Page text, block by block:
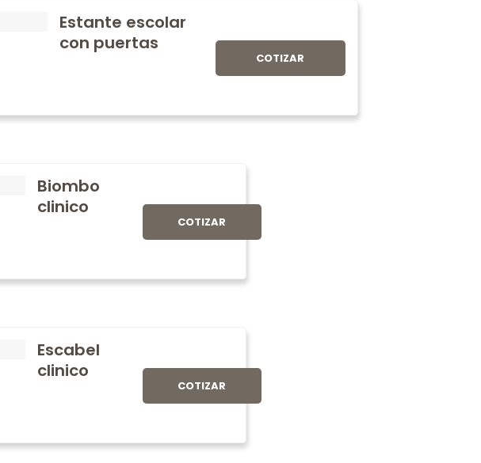
Estante escolar
con puertas
COTIZAR
Biombo
clinico
COTIZAR
Escabel
clinico
COTIZAR